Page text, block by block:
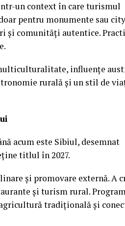
un context în care turismul
pentru monumente sau
și comunități autentice.
influențe
rurală și un stil de
acum este Sibiul, desemnat
titlul în 2027.
și promovare externă. A
și turism rural.
tradițională și